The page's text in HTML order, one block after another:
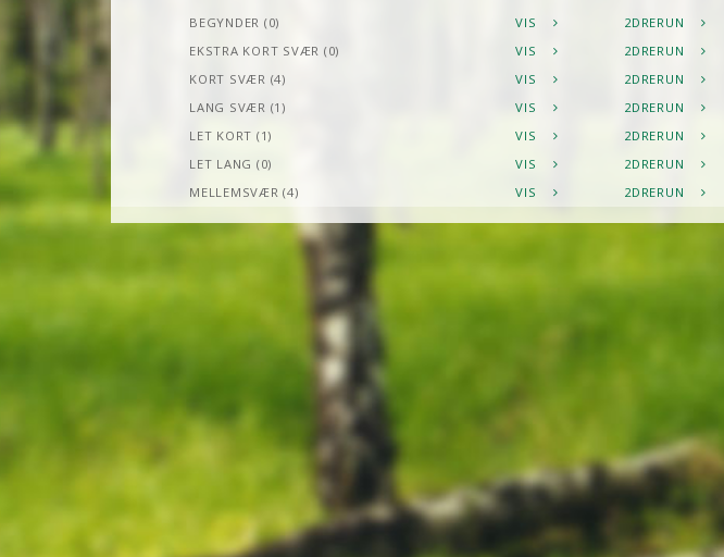
BEGYNDER (0) VIS
2DRERUN
EKSTRA KORT SVÆR (0)
VIS
2DRERUN
KORT SVÆR (4)
VIS
2DRERUN
LANG SVÆR (1)
VIS
2DRERUN
LET KORT (1)
VIS
2DRERUN
LET LANG (0)
VIS
2DRERUN
MELLEMSVÆR (4)
VIS 2DRERUN